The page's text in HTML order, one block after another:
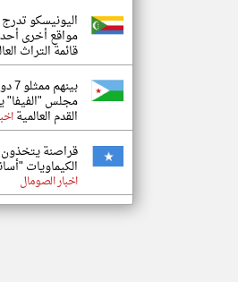
اليونيسكو
مواقع أخرى
قائمة التراث
مجلس "الفيفا"
القدم العالمية
قراصنة يتخذون
الكيماويات
اخبار الصومال